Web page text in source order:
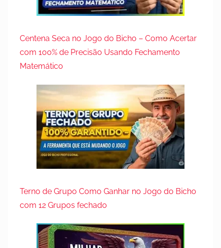
Centena Seca no Jogo do Bicho – Como Acertar
com 100% de Precisão Usando Fechamento
Matemático
Terno de Grupo Como Ganhar no Jogo do Bicho
com 12 Grupos fechado